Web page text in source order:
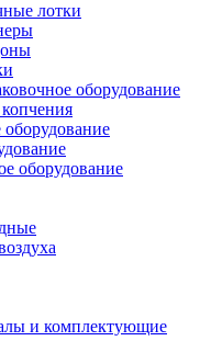
лотки
оборудование
оборудование
и комплектующие